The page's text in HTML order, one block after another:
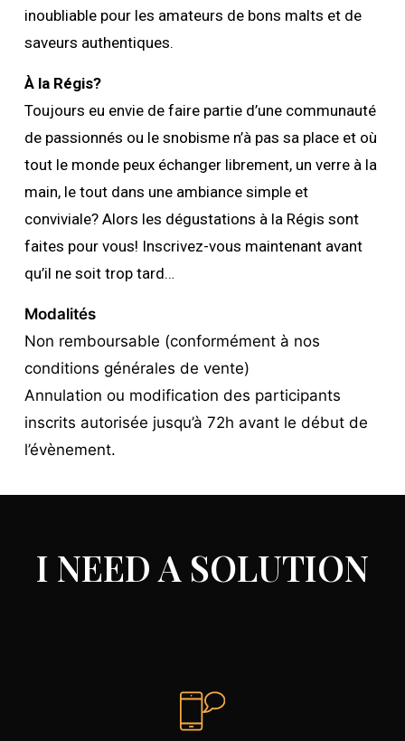
inoubliable pour les amateurs de bons malts et de
saveurs authentiques.
À la Régis?
Toujours eu envie de faire partie d’une communauté
de passionnés ou le snobisme n’à pas sa place et où
tout le monde peux échanger librement, un verre à la
main, le tout dans une ambiance simple et
conviviale? Alors les dégustations à la Régis sont
faites pour vous! Inscrivez-vous maintenant avant
qu’il ne soit trop tard…
Modalités
Non remboursable (conformément à nos
conditions générales de vente)
Annulation ou modification des participants
inscrits autorisée jusqu’à 72h avant le début de
l’évènement.
I NEED A SOLUTION